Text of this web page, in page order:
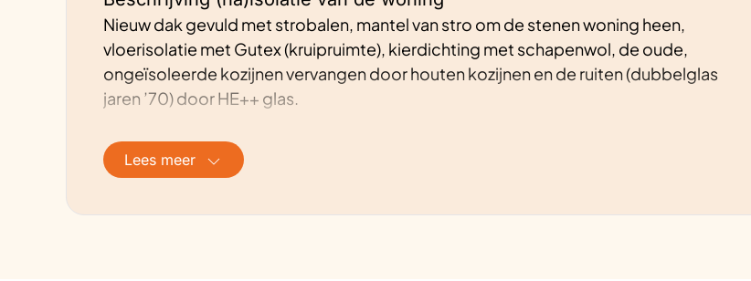
Nieuw dak gevuld met strobalen, mantel van stro om de stenen woning heen,
vloerisolatie met Gutex (kruipruimte), kierdichting met schapenwol, de oude,
ongeïsoleerde kozijnen vervangen door houten kozijnen en de ruiten (dubbelglas
jaren ’70) door HE++ glas.
Beschrijving energievoorziening van de woning
Tweedehands zonnepanelen met micro-omvormers, warmtepomp.
Lees meer